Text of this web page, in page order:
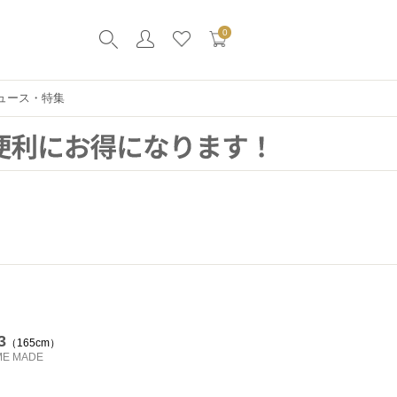
0
ース・特集
MADE
165cm